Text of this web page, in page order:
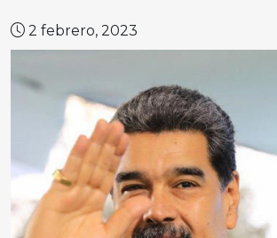
2 febrero, 2023